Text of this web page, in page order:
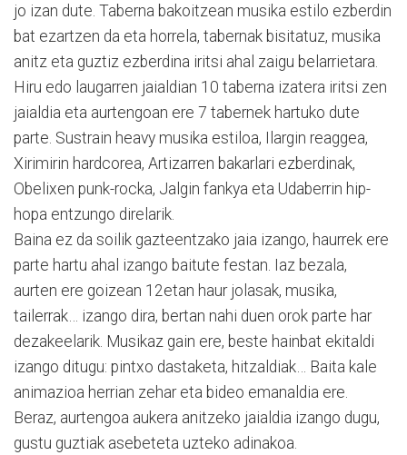
jo izan dute. Taberna bakoitzean musika estilo ezberdin
bat ezartzen da eta horrela, tabernak bisitatuz, musika
anitz eta guztiz ezberdina iritsi ahal zaigu belarrietara.
Hiru edo laugarren jaialdian 10 taberna izatera iritsi zen
jaialdia eta aurtengoan ere 7 tabernek hartuko dute
parte. Sustrain heavy musika estiloa, Ilargin reaggea,
Xirimirin hardcorea, Artizarren bakarlari ezberdinak,
Obelixen punk-rocka, Jalgin fankya eta Udaberrin hip-
hopa entzungo direlarik.
Baina ez da soilik gazteentzako jaia izango, haurrek ere
parte hartu ahal izango baitute festan. Iaz bezala,
aurten ere goizean 12etan haur jolasak, musika,
tailerrak… izango dira, bertan nahi duen orok parte har
dezakeelarik. Musikaz gain ere, beste hainbat ekitaldi
izango ditugu: pintxo dastaketa, hitzaldiak… Baita kale
animazioa herrian zehar eta bideo emanaldia ere.
Beraz, aurtengoa aukera anitzeko jaialdia izango dugu,
gustu guztiak asebeteta uzteko adinakoa.